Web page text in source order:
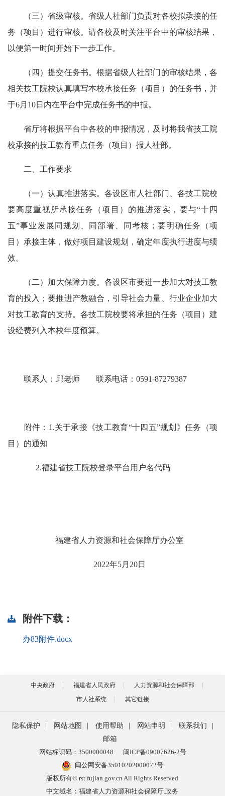
（三）省级审核。 省级人社部门负责对各校拟承接的任
务（项目）进行审核。 请各校及时关注平台中的审核结果 ，
以便第一时间开始下一步工作。
（四）提交任务书。 根据省级人社部门的审核结果，各
相关技工院校认真填写本校承接任务（项目）的任务书，并
于6月10日内在平台中完成任务书的申报。
省厅将根据平台中各校的申报情况，及时将我省技工院
校承接的技工教育重点任务（项目）报人社部。
二、工作要求
（一）认真推进落实。 各设区市 人社部门 、各技工 院校
要高度重视所承接任务（项目）的推进落实，要与“十四
五”事业发展同规划、同部署、同考核 ； 要明确任务（项
目）承接主体，做好项目建设规划，确定年度执行进度与绩
效。
（ 二 ）加大保障力度。 各设区市要进一步加大对技工教
育的投入 ；要推进产教融合，引导社会力量、行业企业加大
对技工教育的支持。各技工 院校要将承担的任务（项目）建
设经费列入本校年度预算。
联系人：邱老师 联系电话： 0591-87279387
附件： 1.关于承接《技工教育“十四五”规划》任务（项
目）的通知
2.福建省技工院校登录平台用户名代码
福建省人力资源和社会保障厅办公室
2022年5月 20日
附件下载：
办83附件.docx
中央政府 福建省人民政府
人力资源和社会保障部
市人社系统
其它链接
隐私保护 网站地图 使用帮助 网站申明 联系我们
邮箱
网站标识码：3500000048
闽ICP备09007626-2号
闽公网安备35010202000072号
版权所有© rst.fujian.gov.cn All Rights Reserved
中文域名：福建省人力资源和社会保障厅.政务